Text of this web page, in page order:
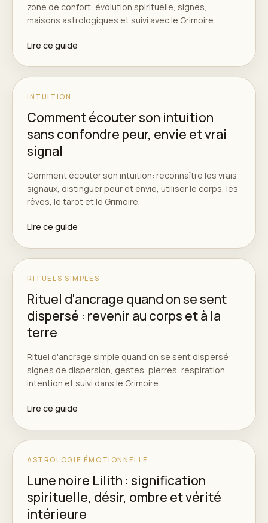
zone de confort, évolution spirituelle, signes,
maisons astrologiques et suivi avec le Grimoire.
Lire ce guide
INTUITION
Comment écouter son intuition
sans confondre peur, envie et vrai
signal
Comment écouter son intuition: reconnaître les vrais
signaux, distinguer peur et envie, utiliser le corps, les
rêves, le tarot et le Grimoire.
Lire ce guide
RITUELS SIMPLES
Rituel d'ancrage quand on se sent
dispersé : revenir au corps et à la
terre
Rituel d'ancrage simple quand on se sent dispersé:
signes de dispersion, gestes, pierres, respiration,
intention et suivi dans le Grimoire.
Lire ce guide
ASTROLOGIE ÉMOTIONNELLE
Lune noire Lilith : signification
spirituelle, désir, ombre et vérité
intérieure